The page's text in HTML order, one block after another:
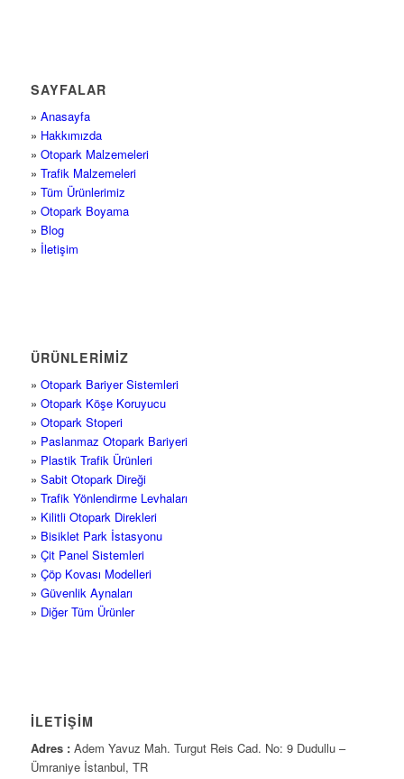
SAYFALAR
» Anasayfa
» Hakkımızda
» Otopark Malzemeleri
» Trafik Malzemeleri
» Tüm Ürünlerimiz
» Otopark Boyama
» Blog
» İletişim
ÜRÜNLERİMİZ
» Otopark Bariyer Sistemleri
» Otopark Köşe Koruyucu
» Otopark Stoperi
» Paslanmaz Otopark Bariyeri
» Plastik Trafik Ürünleri
» Sabit Otopark Direği
» Trafik Yönlendirme Levhaları
» Kilitli Otopark Direkleri
» Bisiklet Park İstasyonu
» Çit Panel Sistemleri
» Çöp Kovası Modelleri
» Güvenlik Aynaları
» Diğer Tüm Ürünler
İLETİŞİM
Adres :Adem Yavuz Mah. Turgut Reis Cad. No: 9 Dudullu –
Ümraniye İstanbul, TR